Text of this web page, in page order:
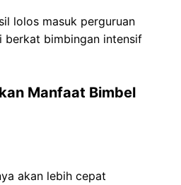
lolos masuk perguruan
berkat bimbingan intensif
Manfaat Bimbel
akan lebih cepat